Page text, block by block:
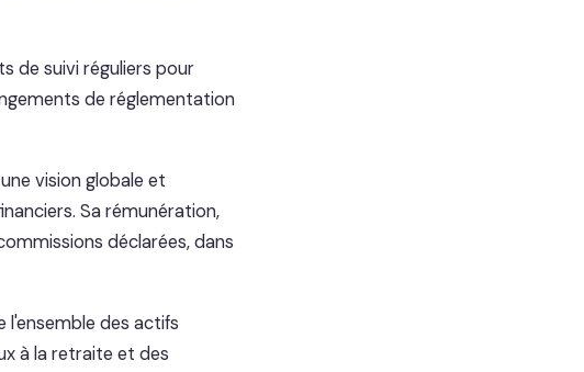
de suivi réguliers pour
de réglementation
vision globale et
Sa rémunération,
déclarées, dans
l'ensemble des actifs
à la retraite et des